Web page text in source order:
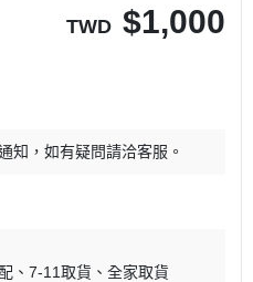
TWD $1,000
知，如有疑問請洽客服。
7-11取貨
全家取貨